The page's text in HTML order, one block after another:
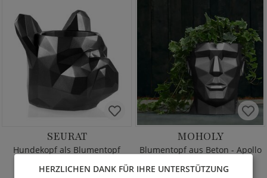
SEURAT
Hundekopf als Blumentopf
ab180,00 € *
MOHOLY
Blumentopf aus Beton - Apollo
ab125,00 €*
HERZLICHEN DANK FÜR IHRE UNTERSTÜTZUNG